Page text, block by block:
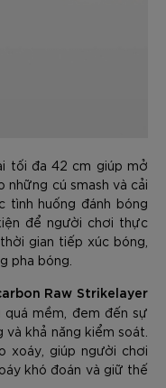
tối đa 42 cm giúp mở
những cú smash và cải
tình huống đánh bóng
để người chơi thực
gian tiếp xúc bóng,
pha bóng.
Raw Strikelayer
quá mềm, đem đến sự
khả năng kiểm soát.
xoáy, giúp người chơi
khó đoán và giữ thế